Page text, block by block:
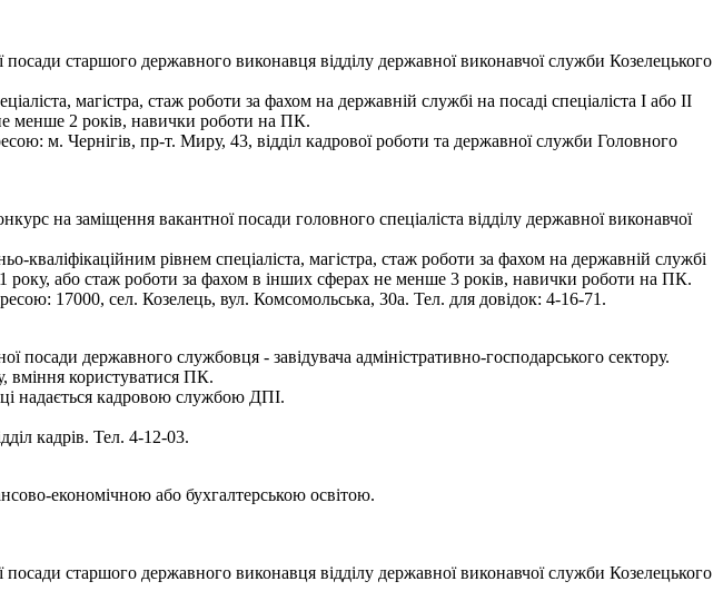
старшого державного виконавця відділу державної виконавчої служби Козелецького
магістра, стаж роботи за фахом на державній службі на посаді спеціаліста І або ІІ
менше 2 років, навички роботи на ПК.
м. Чернігів, пр-т. Миру, 43, відділ кадрової роботи та державної служби Головного
на заміщення вакантної посади головного спеціаліста відділу державної виконавчої
рівнем спеціаліста, магістра, стаж роботи за фахом на державній службі
1 року, або стаж роботи за фахом в інших сферах не менше 3 років, навички роботи на ПК.
17000, сел. Козелець, вул. Комсомольська, 30а. Тел. для довідок: 4-16-71.
державного службовця - завідувача адміністративно-господарського сектору.
вміння користуватися ПК.
надається кадровою службою ДПІ.
кадрів. Тел. 4-12-03.
економічною або бухгалтерською освітою.
старшого державного виконавця відділу державної виконавчої служби Козелецького